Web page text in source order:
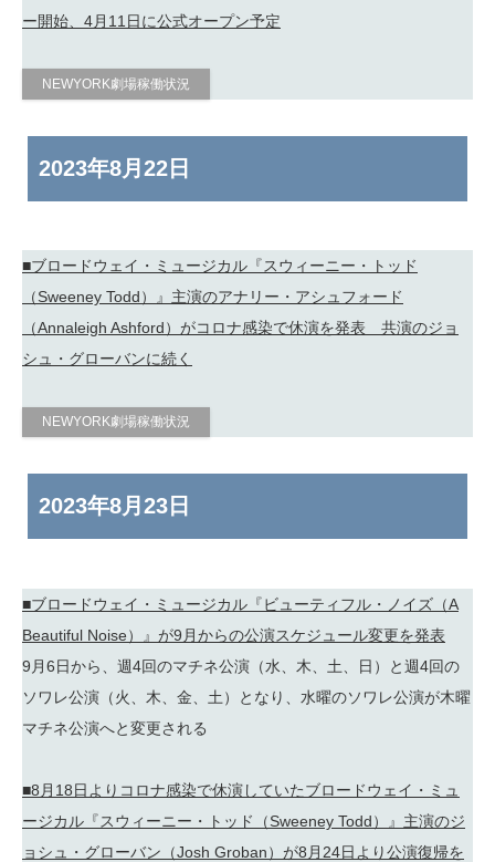
ー開始、4月11日に公式オープン予定
NEWYORK劇場稼働状況
2023年8月22日
■ブロードウェイ・ミュージカル『スウィーニー・トッド
（Sweeney Todd）』主演のアナリー・アシュフォード
（Annaleigh Ashford）がコロナ感染で休演を発表 共演のジョ
シュ・グローバンに続く
NEWYORK劇場稼働状況
2023年8月23日
■ブロードウェイ・ミュージカル『ビューティフル・ノイズ（A
Beautiful Noise）』が9月からの公演スケジュール変更を発表
9月6日から、週4回のマチネ公演（水、木、土、日）と週4回の
ソワレ公演（火、木、金、土）となり、水曜のソワレ公演が木曜
マチネ公演へと変更される
■8月18日よりコロナ感染で休演していたブロードウェイ・ミュ
ージカル『スウィーニー・トッド（Sweeney Todd）』主演のジ
ョシュ・グローバン（Josh Groban）が8月24日より公演復帰を